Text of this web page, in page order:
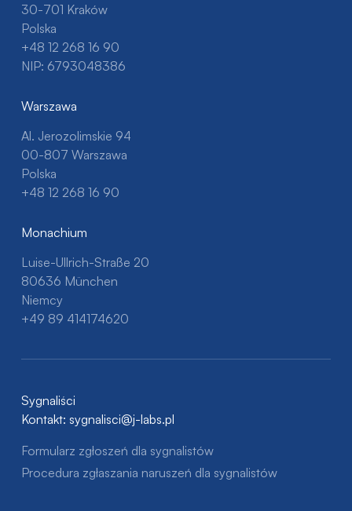
30-701 Kraków
Polska
+48 12 268 16 90
NIP: 6793048386
Warszawa
Al. Jerozolimskie 94
00-807 Warszawa
Polska
+48 12 268 16 90
Monachium
Luise-Ullrich-Straße 20
80636 München
Niemcy
+49 89 414174620
Sygnaliści
Kontakt: sygnalisci@j-labs.pl
Formularz zgłoszeń dla sygnalistów
Procedura zgłaszania naruszeń dla sygnalistów